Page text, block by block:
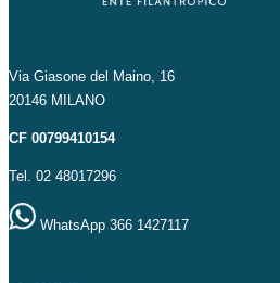
Via Giasone del Maino, 16
20146 MILANO
CF 00799410154
Tel. 02 48017296
WhatsApp 366 1427117